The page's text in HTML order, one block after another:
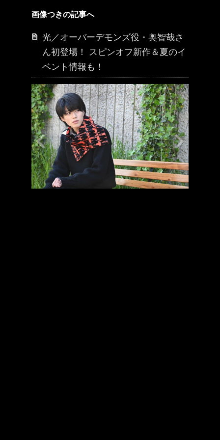
画像つきの記事へ
光／オーバーデモンズ役・奥智哉さ
ん初登場！ スピンオフ新作＆夏のイ
ベント情報も！